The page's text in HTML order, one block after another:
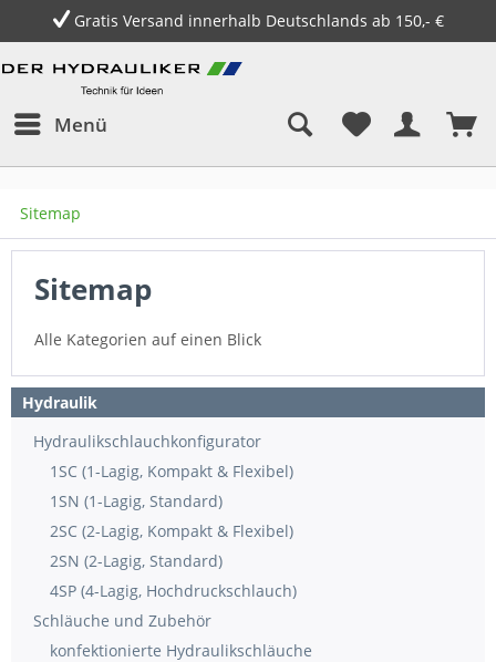
Gratis Versand innerhalb Deutschlands ab 150,- €
Menü
Sitemap
Sitemap
Alle Kategorien auf einen Blick
Hydraulik
Hydraulikschlauchkonfigurator
1SC (1-Lagig, Kompakt & Flexibel)
1SN (1-Lagig, Standard)
2SC (2-Lagig, Kompakt & Flexibel)
2SN (2-Lagig, Standard)
4SP (4-Lagig, Hochdruckschlauch)
Schläuche und Zubehör
konfektionierte Hydraulikschläuche